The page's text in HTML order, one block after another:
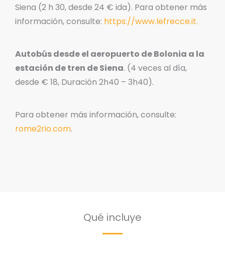
Siena (2 h 30, desde 24 € ida). Para obtener más
información, consulte: https://www.lefrecce.it.
Autobús desde el aeropuerto de Bolonia a la
estación de tren de Siena. (4 veces al día,
desde € 18, Duración 2h40 – 3h40).
Para obtener más información, consulte:
rome2rio.com.
Qué incluye